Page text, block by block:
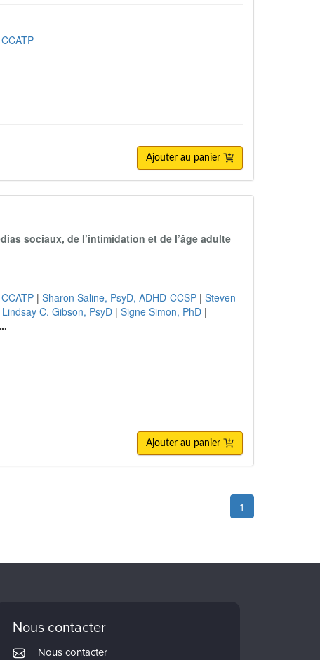
Ajouter au panier
sociaux, de l’intimidation et de l’âge adulte
|Sharon Saline, PsyD, ADHD-CCSP |Steven
Lindsay C. Gibson, PsyD |Signe Simon, PhD |
Ajouter au panier
1
Nous contacter
Nous contacter